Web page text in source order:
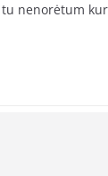
nenorėtum